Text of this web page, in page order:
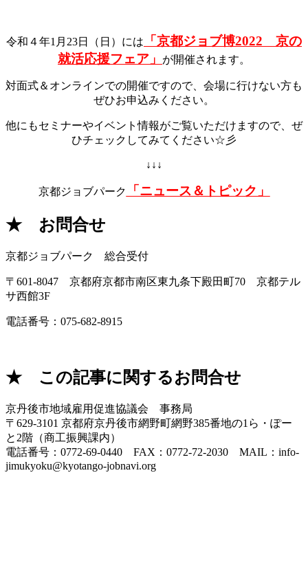
令和４年1月23日（日）には
「京都ジョブ博2022 京の
就活応援フェア」
が開催されます。
対面式＆オンラインでの開催ですので、会場に行けない方も
ぜひお申込みください。
他にもセミナーやイベント情報がご覧いただけますので、ぜ
ひチェックしてみてください☆彡
↓↓↓
京都ジョブパーク 「ニュース＆トピック」
★ お問合せ
京都ジョブパーク 総合受付
〒601-8047 京都府京都市南区東九条下殿田町70 京都テル
サ西館3F
電話番号：075-682-8915
★ この記事に関するお問合せ
京丹後市地域雇用促進協議会 事務局
〒629-3101 京都府京丹後市網野町網野385番地の1ら・ぽー
と2階（商工振興課内）
電話番号：0772-69-0440 FAX：0772-72-2030 MAIL：info-
jimukyoku@kyotango-jobnavi.org